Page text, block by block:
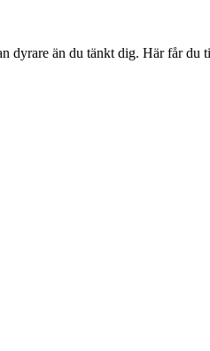
dyrare än du tänkt dig. Här får du